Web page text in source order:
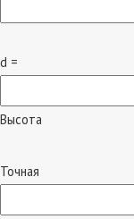
d =
Высота
Точная